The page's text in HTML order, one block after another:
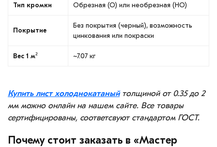
Тип кромки Обрезная (О) или необрезная (НО)
Покрытие
Без покрытия (черный), возможность
цинкования или покраски
Вес 1 м² ~7.07 кг
Купить лист холоднокатаныйтолщиной от 0.35 до 2
мм можно онлайн на нашем сайте. Все товары
сертифицированы, соответсвуют стандартом ГОСТ.
Почему стоит заказать в «Мастер